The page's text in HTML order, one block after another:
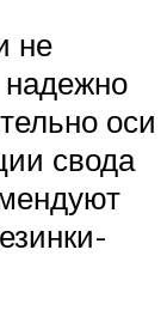
не
оси
свода